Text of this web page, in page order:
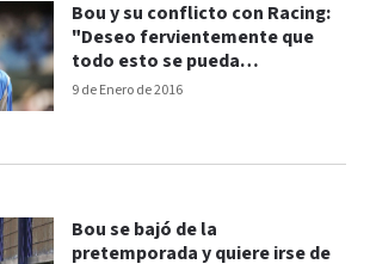
9 de Enero de 2016
Bou y su conflicto con Racing:
"Deseo fervientemente que
todo esto se pueda
solucionar"
Bou se bajó de la
pretemporada y quiere irse de